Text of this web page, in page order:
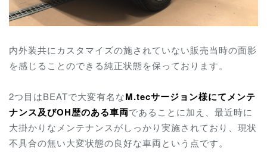
内外装共にカスタマイズの施されていない販売当時の面影
を感じることのできる純正状態を保っております。
2つ目はBEATで大変有名なM.tecサージョン様にてメンテ
ナンス及びOH歴のある車両であることに加え、最近時に
大掛かりなメンテナンスがしっかり実施されており、現状
不具合の無い大変状態の良好な車両という点です。